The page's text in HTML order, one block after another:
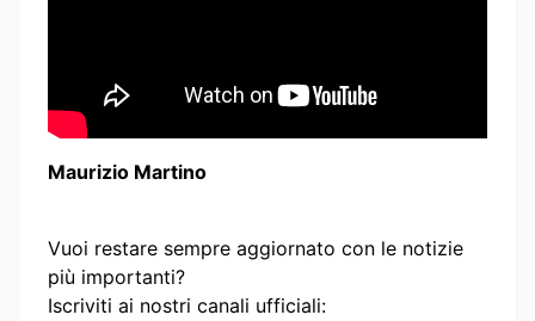
Maurizio Martino
Vuoi restare sempre aggiornato con le notizie
più importanti?
Iscriviti ai nostri canali ufficiali: